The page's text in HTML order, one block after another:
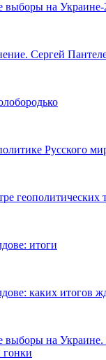
выборы на Украине-
Сергей
Русского
геополитических
итоги
каких итогов
выборы на
гонки